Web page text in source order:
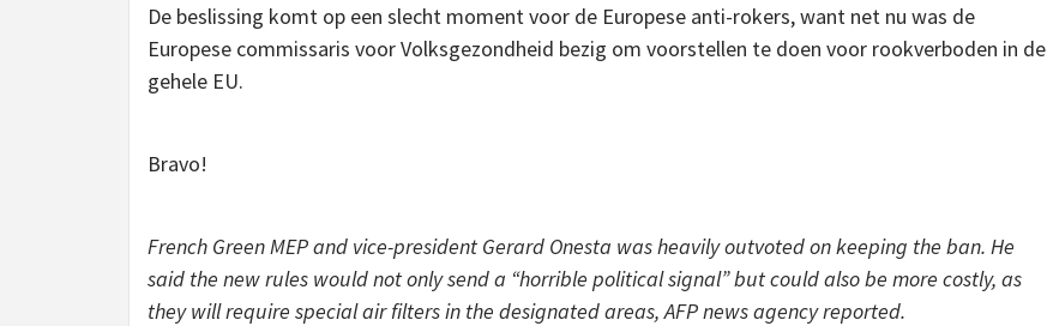
De beslissing komt op een slecht moment voor de Europese anti-rokers, want net nu was de
Europese commissaris voor Volksgezondheid bezig om voorstellen te doen voor rookverboden in de
gehele EU.
Bravo!
French Green MEP and vice-president Gerard Onesta was heavily outvoted on keeping the ban. He
said the new rules would not only send a “horrible political signal” but could also be more costly, as
they will require special air filters in the designated areas, AFP news agency reported.